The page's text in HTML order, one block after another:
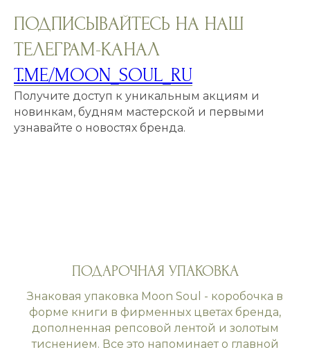
ПОДПИСЫВАЙТЕСЬ НА НАШ
ТЕЛЕГРАМ-КАНАЛ
T.ME/MOON_SOUL_RU
Получите доступ к уникальным акциям и
новинкам, будням мастерской и первыми
узнавайте о новостях бренда.
ПОДАРОЧНАЯ УПАКОВКА
Знаковая упаковка Moon Soul - коробочка в
форме книги в фирменных цветах бренда,
дополненная репсовой лентой и золотым
тиснением. Все это напоминает о главной